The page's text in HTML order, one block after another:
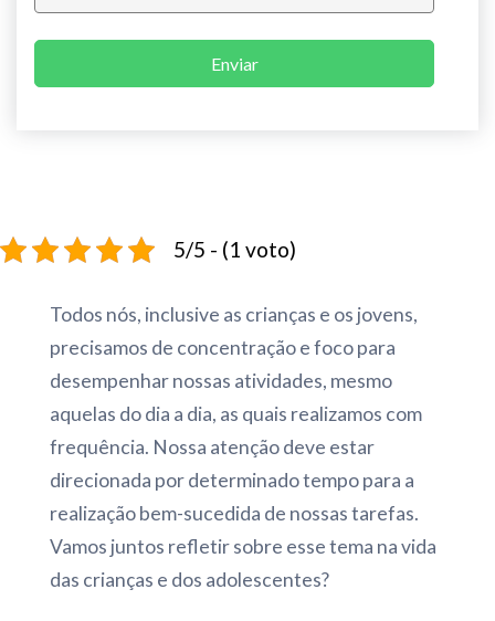
Enviar
5/5 - (1 voto)
Todos nós, inclusive as crianças e os jovens,
precisamos de concentração e foco para
desempenhar nossas atividades, mesmo
aquelas do dia a dia, as quais realizamos com
frequência. Nossa atenção deve estar
direcionada por determinado tempo para a
realização bem-sucedida de nossas tarefas.
Vamos juntos refletir sobre esse tema na vida
das crianças e dos adolescentes?